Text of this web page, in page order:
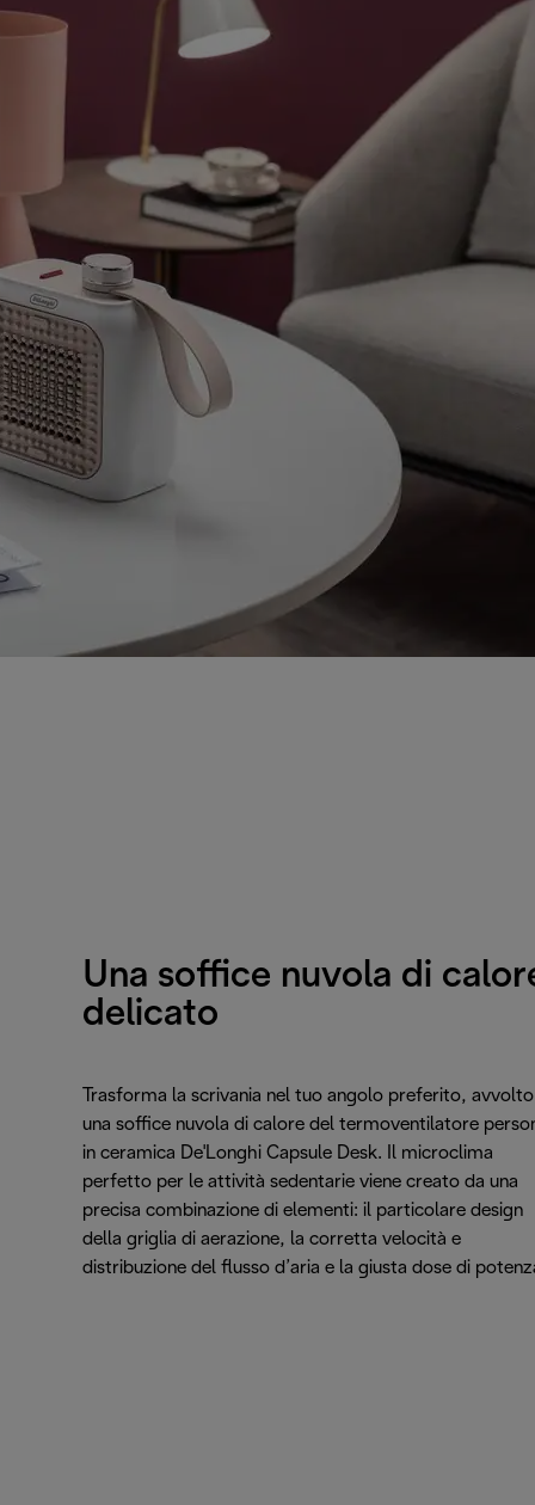
Una soffice nuvola di
delicato
Trasforma la scrivania nel tuo angolo preferito,
una soffice nuvola di calore del termoventilatore
in ceramica De'Longhi Capsule Desk. Il microclima
perfetto per le attività sedentarie viene creato da una
precisa combinazione di elementi: il particolare design
della griglia di aerazione, la corretta velocità e
distribuzione del flusso d’aria e la giusta dose di